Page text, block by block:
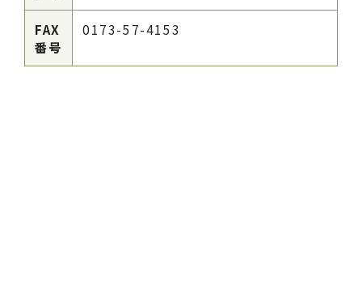
FAX
番号
0173-57-4153